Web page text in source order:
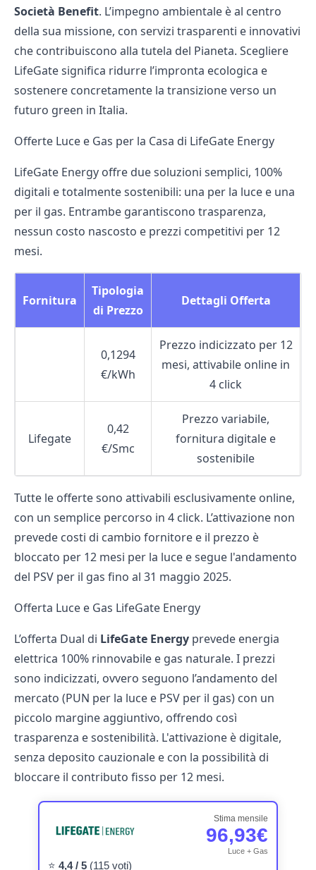
Società Benefit. L’impegno ambientale è al centro
della sua missione, con servizi trasparenti e innovativi
che contribuiscono alla tutela del Pianeta. Scegliere
LifeGate significa ridurre l’impronta ecologica e
sostenere concretamente la transizione verso un
futuro green in Italia.
Offerte Luce e Gas per la Casa di LifeGate Energy
LifeGate Energy offre due soluzioni semplici, 100%
digitali e totalmente sostenibili: una per la luce e una
per il gas. Entrambe garantiscono trasparenza,
nessun costo nascosto e prezzi competitivi per 12
mesi.
Fornitura
Tipologia
di Prezzo
Dettagli Offerta
0,1294
€/kWh
Prezzo indicizzato per 12
mesi, attivabile online in
4 click
Lifegate
0,42
€/Smc
Prezzo variabile,
fornitura digitale e
sostenibile
Tutte le offerte sono attivabili esclusivamente online,
con un semplice percorso in 4 click. L’attivazione non
prevede costi di cambio fornitore e il prezzo è
bloccato per 12 mesi per la luce e segue l'andamento
del PSV per il gas fino al 31 maggio 2025.
Offerta Luce e Gas LifeGate Energy
L’offerta Dual di LifeGate Energy prevede energia
elettrica 100% rinnovabile e gas naturale. I prezzi
sono indicizzati, ovvero seguono l’andamento del
mercato (PUN per la luce e PSV per il gas) con un
piccolo margine aggiuntivo, offrendo così
trasparenza e sostenibilità. L'attivazione è digitale,
senza deposito cauzionale e con la possibilità di
bloccare il contributo fisso per 12 mesi.
⭐ 4,4 / 5(115 voti)
Stima mensile
96,93€
Luce + Gas